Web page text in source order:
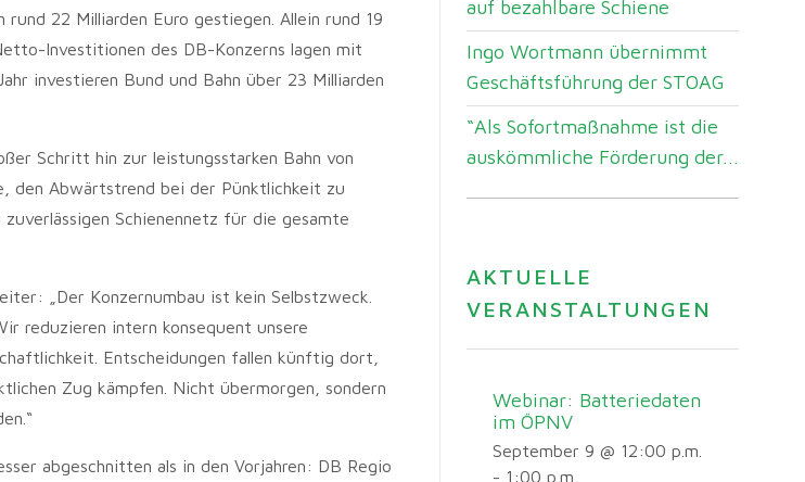
22 Milliarden Euro gestiegen. Allein rund 19
Investitionen des DB-Konzerns lagen mit
investieren Bund und Bahn über 23 Milliarden
Schritt hin zur leistungsstarken Bahn von
den Abwärtstrend bei der Pünktlichkeit zu
Schienennetz für die gesamte
„Der Konzernumbau ist kein Selbstzweck.
reduzieren intern konsequent unsere
Entscheidungen fallen künftig dort,
Zug kämpfen. Nicht übermorgen, sondern
abgeschnitten als in den Vorjahren: DB Regio
auf bezahlbare Schiene
Ingo Wortmann übernimmt
Geschäftsführung der STOAG
“Als Sofortmaßnahme ist die
auskömmliche Förderung der...
AKTUELLE
VERANSTALTUNGEN
Webinar: Batteriedaten
im ÖPNV
September 9 @ 12:00 p.m.
- 1:00 p.m.